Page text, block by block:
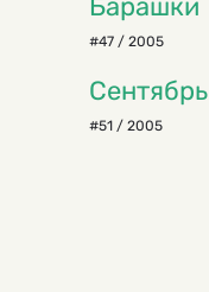
Барашки
#47 / 2005
Сентябрь
#51 / 2005